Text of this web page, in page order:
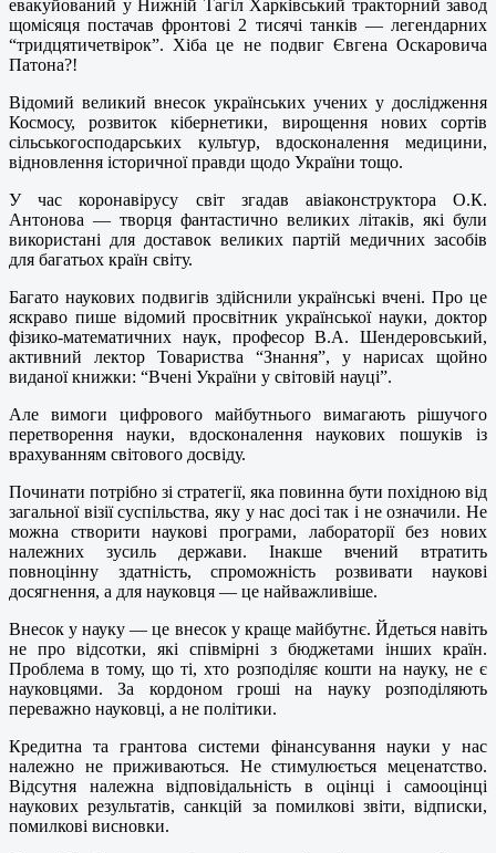
евакуйований у Нижній Тагіл Харківський тракторний завод
щомісяця постачав фронтові 2 тисячі танків — легендарних
“тридцятичетвірок”. Хіба це не подвиг Євгена Оскаровича
Патона?!
Відомий великий внесок українських учених у дослідження
Космосу, розвиток кібернетики, вирощення нових сортів
сільськогосподарських культур, вдосконалення медицини,
відновлення історичної правди щодо України тощо.
У час коронавірусу світ згадав авіаконструктора О.К.
Антонова — творця фантастично великих літаків, які були
використані для доставок великих партій медичних засобів
для багатьох країн світу.
Багато наукових подвигів здійснили українські вчені. Про це
яскраво пише відомий просвітник української науки, доктор
фізико-математичних наук, професор В.А. Шендеровський,
активний лектор Товариства “Знання”, у нарисах щойно
виданої книжки: “Вчені України у світовій науці”.
Але вимоги цифрового майбутнього вимагають рішучого
перетворення науки, вдосконалення наукових пошуків із
врахуванням світового досвіду.
Починати потрібно зі стратегії, яка повинна бути похідною від
загальної візії суспільства, яку у нас досі так і не означили. Не
можна створити наукові програми, лабораторії без нових
належних зусиль держави. Інакше вчений втратить
повноцінну здатність, спроможність розвивати наукові
досягнення, а для науковця — це найважливіше.
Внесок у науку — це внесок у краще майбутнє. Йдеться навіть
не про відсотки, які співмірні з бюджетами інших країн.
Проблема в тому, що ті, хто розподіляє кошти на науку, не є
науковцями. За кордоном гроші на науку розподіляють
переважно науковці, а не політики.
Кредитна та грантова системи фінансування науки у нас
належно не приживаються. Не стимулюється меценатство.
Відсутня належна відповідальність в оцінці і самооцінці
наукових результатів, санкцій за помилкові звіти, відписки,
помилкові висновки.